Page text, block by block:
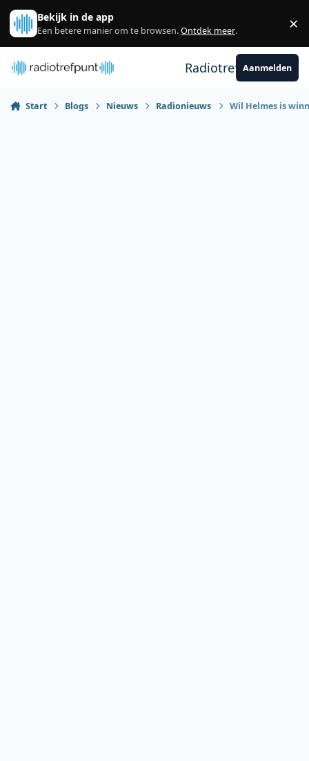
Spring naar bijdragen
Bekijk in de app
Een betere manier om te browsen.Ontdek meer. ×
RadiotrefpuntAanmelden
Start Blogs Nieuws Radionieuws Wil Helmes is